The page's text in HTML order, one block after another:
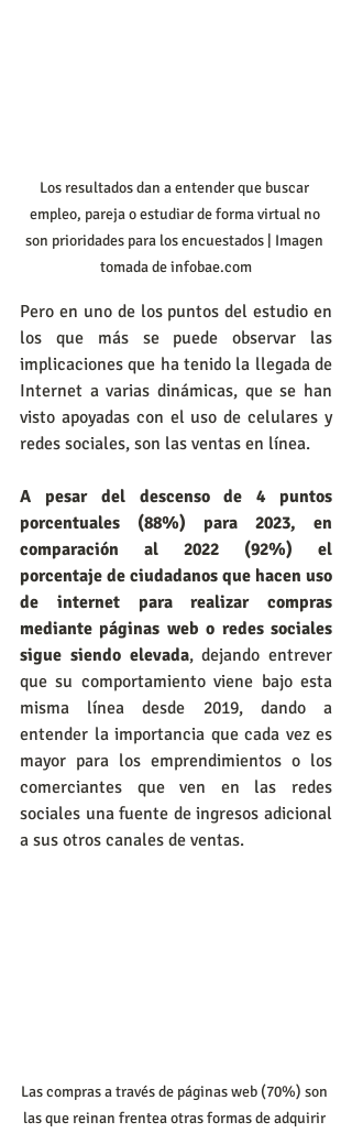
Los resultados dan a entender que buscar
empleo, pareja o estudiar de forma virtual no
son prioridades para los encuestados | Imagen
tomada de infobae.com
Pero en uno de los puntos del estudio en
los que más se puede observar las
implicaciones que ha tenido la llegada de
Internet a varias dinámicas, que se han
visto apoyadas con el uso de celulares y
redes sociales, son las ventas en línea.
A pesar del descenso de 4 puntos
porcentuales (88%) para 2023, en
comparación al 2022 (92%) el
porcentaje de ciudadanos que hacen uso
de internet para realizar compras
mediante páginas web o redes sociales
sigue siendo elevada, dejando entrever
que su comportamiento viene bajo esta
misma línea desde 2019, dando a
entender la importancia que cada vez es
mayor para los emprendimientos o los
comerciantes que ven en las redes
sociales una fuente de ingresos adicional
a sus otros canales de ventas.
Las compras a través de páginas web (70%) son
las que reinan frentea otras formas de adquirir